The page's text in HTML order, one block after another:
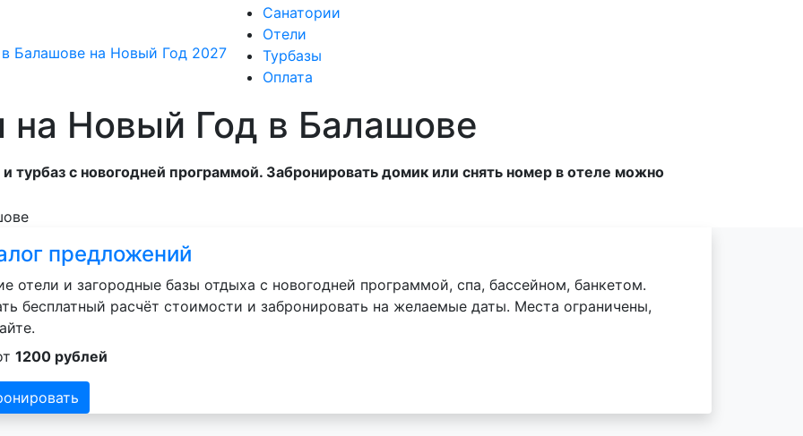
Санатории
Отели
Турбазы
Оплата
на Новый Год в Балашове
турбаз с новогодней программой. Забронировать домик или снять номер в отеле можно
предложений
отели и загородные базы отдыха с новогодней программой, спа, бассейном, банкетом.
бесплатный расчёт стоимости и забронировать на желаемые даты. Места ограничены,
1200 рублей